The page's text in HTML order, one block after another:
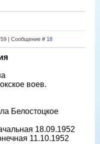
| Сообщение # 18
воев.
Белостоцкое
18.09.1952
11.10.1952